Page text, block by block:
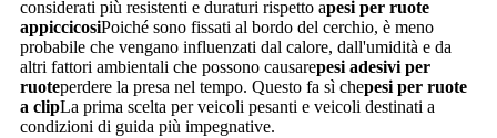
considerati più resistenti e duraturi rispetto apesi per ruote
appiccicosiPoiché sono fissati al bordo del cerchio, è meno
probabile che vengano influenzati dal calore, dall'umidità e da
altri fattori ambientali che possono causarepesi adesivi per
ruoteperdere la presa nel tempo. Questo fa sì chepesi per ruote
a clipLa prima scelta per veicoli pesanti e veicoli destinati a
condizioni di guida più impegnative.